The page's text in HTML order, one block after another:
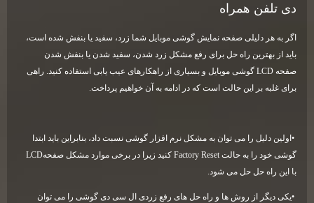
دی تلفن همراه
اگر به هر دلیلی صفحه نمایش گوشی موبایل شما زرد، سفید یا بنفش شده است،
باید از بهترین راه حل برای رفع مشکل زرد شدن، سفید شدن یا بنفش شدن
صفحهLCDگوشی موبایل و بسیاری از راهکارهای عیب یابی استفاده کنید. راهی
برای غلبه بر این حالت است که در ادامه به آن خواهیم پرداخت.
اولین دلیل را می توان به مشکل نرم افزار گوشی نسبت داد، بنابراین باید ابتدا
گوشی خود را به حالتFactory Resetکنید زیرا در برخی موارد مشکل صفحهLCD
با این راه حل حل می شود.
یکی دیگر از روش ها و راه حل های رفع زردی ال سی دی گوشی را می توان